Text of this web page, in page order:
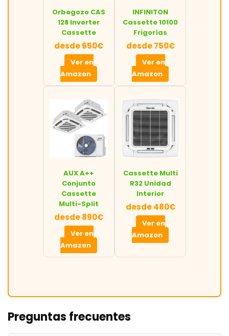
Orbegozo CAS
128 Inverter
Cassette
desde 650€
Ver en
Amazon
INFINITON
Cassette 10100
Frigorías
desde 750€
Ver en
Amazon
AUX A++
Conjunto
Cassette
Multi-Split
desde 890€
Ver en
Amazon
Cassette Multi
R32 Unidad
Interior
desde 480€
Ver en
Amazon
Preguntas frecuentes